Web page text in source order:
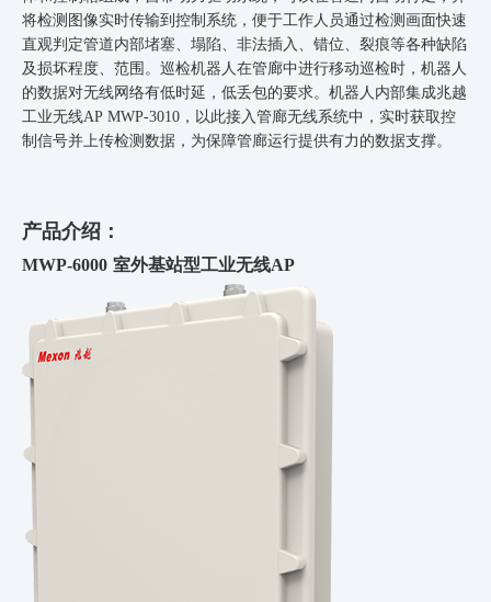
将检测图像实时传输到控制系统，便于工作人员通过检测画面快速
直观判定管道内部堵塞、塌陷、非法插入、错位、裂痕等各种缺陷
及损坏程度、范围。巡检机器人在管廊中进行移动巡检时，机器人
的数据对无线网络有低时延，低丢包的要求。机器人内部集成兆越
工业无线AP MWP-3010 ，以此接入管廊无线系统中，实时获取控
制信号并上传检测数据，为保障管廊运行提供有力的数据支撑。
产品介绍：
MWP-6000 室外基站型工业无线AP